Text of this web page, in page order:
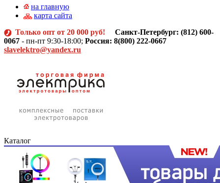
на главную
карта сайта
Только опт от 20 000 руб! Санкт-Петербург: (812) 600-
0067 - пн-пт 9:30-18:00; Россия: 8(800) 222-0667
slavelektro@yandex.ru
Каталог